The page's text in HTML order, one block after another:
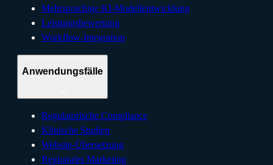
Mehrsprachige KI-Modellentwicklung
Leistungsbewertung
Workflow-Integration
Anwendungsfälle
Regulatorische Compliance
Klinische Studien
Website-Übersetzung
Regionales Marketing